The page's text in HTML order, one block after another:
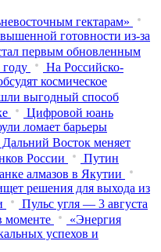
гектарам»
готовности из‑за
первым обновленным
году
На Российско-
космическое
выгодный способ
Цифровой юань
ломает барьеры
Восток меняет
России
Путин
алмазов в Якутии
решения для выхода из
Пульс угля — 3 августа
моменте
«Энергия
успехов и